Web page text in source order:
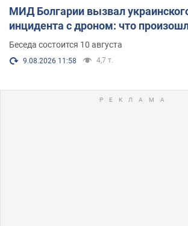
МИД Болгарии вызвал
инцидента с дроном: что
Беседа состоится 10 августа
9.08.2026 11:58 4,7 т.